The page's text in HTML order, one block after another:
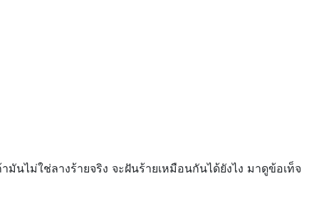
ไม่ใช่ลางร้ายจริง จะฝันร้ายเหมือนกันได้ยังไง มาดูข้อเท็จ